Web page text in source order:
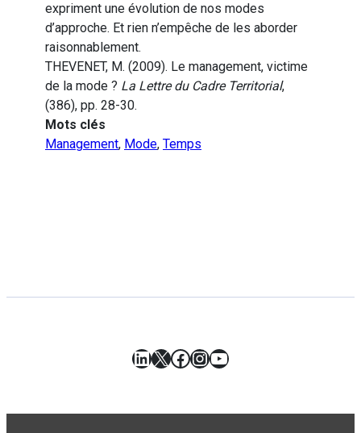
expriment une évolution de nos modes
d’approche. Et rien n’empêche de les aborder
raisonnablement.
THEVENET, M. (2009). Le management, victime
de la mode ? La Lettre du Cadre Territorial,
(386), pp. 28-30.
Mots clés
Management, Mode, Temps
LinkedIn
X Facebook
Instagram
YouTube